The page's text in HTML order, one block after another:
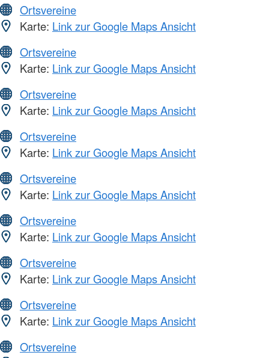
Ortsvereine
Karte: Link zur Google Maps Ansicht
Ortsvereine
Karte: Link zur Google Maps Ansicht
Ortsvereine
Karte: Link zur Google Maps Ansicht
Ortsvereine
Karte: Link zur Google Maps Ansicht
Ortsvereine
Karte: Link zur Google Maps Ansicht
Ortsvereine
Karte: Link zur Google Maps Ansicht
Ortsvereine
Karte: Link zur Google Maps Ansicht
Ortsvereine
Karte: Link zur Google Maps Ansicht
Ortsvereine